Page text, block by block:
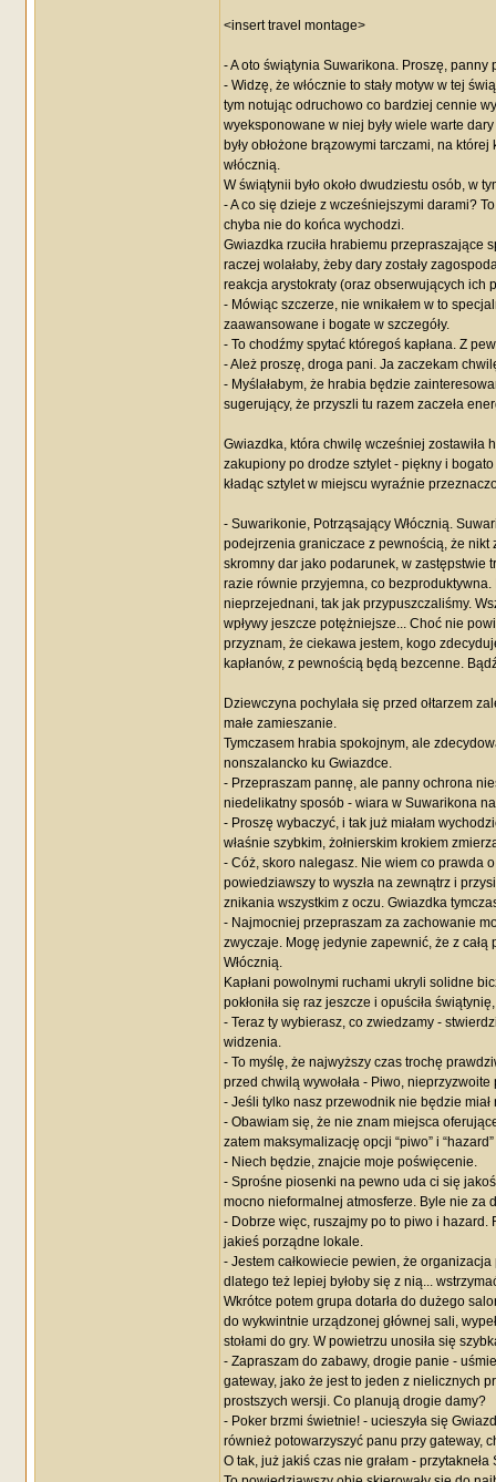
<insert travel montage>
- A oto świątynia Suwarikona. Proszę,
- Widzę, że włócznie to stały motyw w tej
tym notując odruchowo co bardziej cennie
wyeksponowane w niej były wiele warte
były obłożone brązowymi tarczami, na
włócznią.
W świątynii było około dwudziestu osób, w
- A co się dzieje z wcześniejszymi darami?
chyba nie do końca wychodzi.
Gwiazdka rzuciła hrabiemu przepraszające
raczej wolałaby, żeby dary zostały
reakcja arystokraty (oraz obserwujących ich
- Mówiąc szczerze, nie wnikałem w to
zaawansowane i bogate w szczegóły.
- To chodźmy spytać któregoś kapłana. Z
- Ależ proszę, droga pani. Ja zaczekam
- Myślałabym, że hrabia będzie
sugerujący, że przyszli tu razem zaczeła
Gwiazdka, która chwilę wcześniej zostawiła
zakupiony po drodze sztylet - piękny i
kładąc sztylet w miejscu wyraźnie
- Suwarikonie, Potrząsający Włócznią.
podejrzenia graniczace z pewnością, że nikt
skromny dar jako podarunek, w zastępstwie
razie równie przyjemna, co
nieprzejednani, tak jak przypuszczaliśmy.
wpływy jeszcze potężniejsze... Choć nie
przyznam, że ciekawa jestem, kogo
kapłanów, z pewnością będą bezcenne.
Dziewczyna pochylała się przed ołtarzem
małe zamieszanie.
Tymczasem hrabia spokojnym, ale
nonszalancko ku Gwiazdce.
- Przepraszam pannę, ale panny ochrona
niedelikatny sposób - wiara w Suwarikona
- Proszę wybaczyć, i tak już miałam
właśnie szybkim, żołnierskim krokiem
- Cóż, skoro nalegasz. Nie wiem co prawda
powiedziawszy to wyszła na zewnątrz i
znikania wszystkim z oczu. Gwiazdka
- Najmocniej przepraszam za zachowanie
zwyczaje. Mogę jedynie zapewnić, że z
Włócznią.
Kapłani powolnymi ruchami ukryli solidne
pokłoniła się raz jeszcze i opuściła
- Teraz ty wybierasz, co zwiedzamy -
widzenia.
- To myślę, że najwyższy czas trochę
przed chwilą wywołała - Piwo,
- Jeśli tylko nasz przewodnik nie będzie
- Obawiam się, że nie znam miejsca
zatem maksymalizację opcji “piwo” i
- Niech będzie, znajcie moje poświęcenie.
- Sprośne piosenki na pewno uda ci się
mocno nieformalnej atmosferze. Byle nie za
- Dobrze więc, ruszajmy po to piwo i
jakieś porządne lokale.
- Jestem całkowiecie pewien, że
dlatego też lepiej byłoby się z nią...
Wkrótce potem grupa dotarła do dużego
do wykwintnie urządzonej głównej sali,
stołami do gry. W powietrzu unosiła się
- Zapraszam do zabawy, drogie panie -
gateway, jako że jest to jeden z nielicznych
prostszych wersji. Co planują drogie damy?
- Poker brzmi świetnie! - ucieszyła się
również potowarzyszyć panu przy gateway,
O tak, już jakiś czas nie grałam -